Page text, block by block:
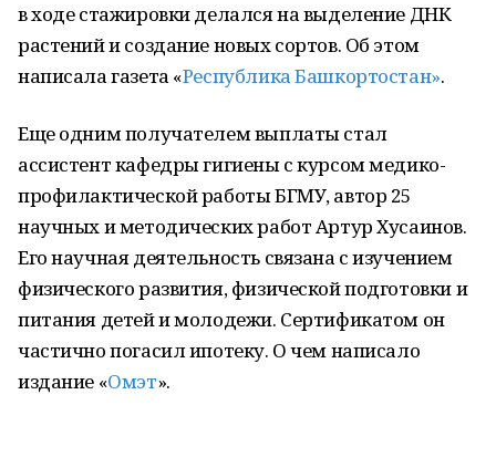
в ходе стажировки делался на выделение ДНК
растений и создание новых сортов. Об этом
написала газета «Республика Башкортостан».
Еще одним получателем выплаты стал
ассистент кафедры гигиены с курсом медико-
профилактической работы БГМУ, автор 25
научных и методических работ Артур Хусаинов.
Его научная деятельность связана с изучением
физического развития, физической подготовки и
питания детей и молодежи. Сертификатом он
частично погасил ипотеку. О чем написало
издание «Омэт».